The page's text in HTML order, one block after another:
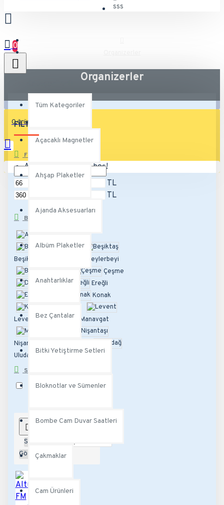
SSS
0
Tüm Kategoriler
Açacaklı Magnetler
Ahşap Plaketler
Ajanda Aksesuarları
Albüm Plaketler
Anahtarlıklar
Bez Çantalar
Bitki Yetiştirme Setleri
Bloknotlar ve Sümenler
Bombe Cam Duvar Saatleri
Çakmaklar
Cam Ürünleri
0 ürün - 0,00TL
Alışveriş sepetiniz boş!
Organizerler
FILTRE
FIYAT
TL
TL
BRANDS
Bergama
Beşiktaş
Beylerbeyi
Çeşme
Didim
Ereğli
Konak
Levent
Manavgat
Nişantaşı
Uludağ
STOK DURUMU
Stokta Var Stokta Yok
Sırala:
Göster: